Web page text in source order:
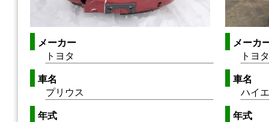
メーカー
トヨタ
車名
プリウス
年式
メーカ
トヨタ
車名
ハイ
年式